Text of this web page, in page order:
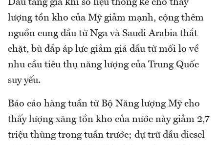
Dầu tăng giá khi số liệu thống kê cho thấy
lượng tồn kho của Mỹ giảm mạnh, cộng thêm
nguồn cung dầu từ Nga và Saudi Arabia thắt
chặt, bù đắp áp lực giảm giá dầu từ mối lo về
nhu cầu tiêu thụ năng lượng của Trung Quốc
suy yếu.
Báo cáo hàng tuần từ Bộ Năng lượng Mỹ cho
thấy lượng xăng tồn kho của nước này giảm 2,7
triệu thùng trong tuần trước; dự trữ dầu diesel